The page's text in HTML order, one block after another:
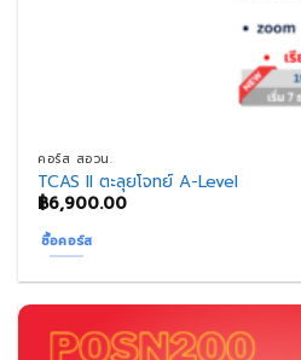
คอร์ส สอวน.
TCAS II ตะลุยโจทย์ A-Level
฿6,900.00
ซื้อคอร์ส